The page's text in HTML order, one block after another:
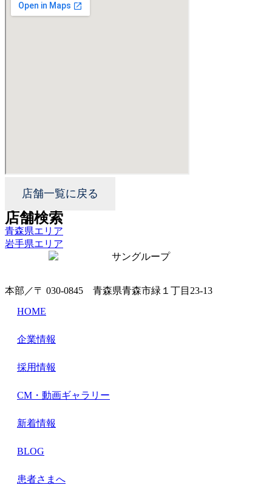
店舗一覧に戻る
店舗検索
青森県エリア
岩手県エリア
本部／〒 030-0845 青森県青森市緑１丁目23-13
HOME
企業情報
採用情報
CM・動画ギャラリー
新着情報
BLOG
患者さまへ